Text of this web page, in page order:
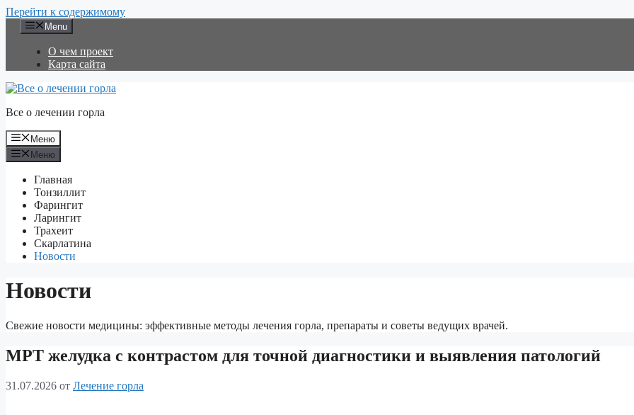
Перейти к содержимому
Menu
О чем проект
Карта сайта
Все о лечении горла
Меню
Меню
Главная
Тонзиллит
Фарингит
Ларингит
Трахеит
Скарлатина
Новости
Новости
Свежие новости медицины: эффективные методы лечения горла, препараты и советы ведущих врачей.
МРТ желудка с контрастом для точной диагностики и выявления патологий
31.07.2026 от Лечение горла